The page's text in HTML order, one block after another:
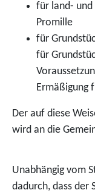
für land-
Promille
für
für
Ermäßigung
Der auf diese
wird an die
Unabhängig vom
dadurch, dass der